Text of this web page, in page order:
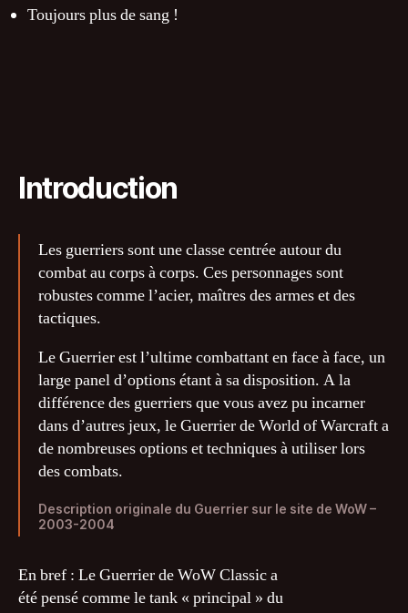
Toujours plus de sang !
Introduction
Les guerriers sont une classe centrée autour du
combat au corps à corps. Ces personnages sont
robustes comme l’acier, maîtres des armes et des
tactiques.
Le Guerrier est l’ultime combattant en face à face, un
large panel d’options étant à sa disposition. A la
différence des guerriers que vous avez pu incarner
dans d’autres jeux, le Guerrier de World of Warcraft a
de nombreuses options et techniques à utiliser lors
des combats.
Description originale du Guerrier sur le site de WoW –
2003-2004
En bref : Le Guerrier de WoW Classic a
été pensé comme le tank « principal » du